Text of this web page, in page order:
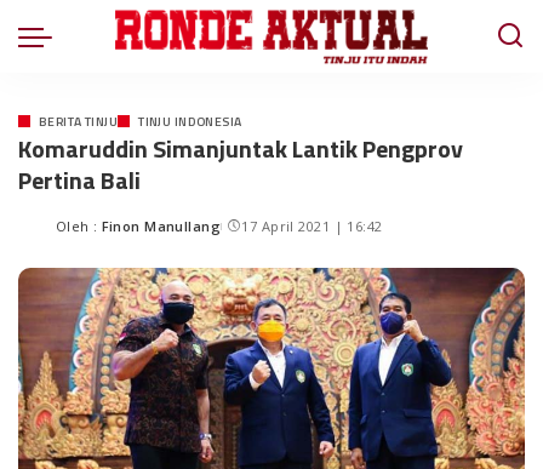
BERITA TINJU TINJU INDONESIA
Komaruddin Simanjuntak Lantik Pengprov
Pertina Bali
Oleh : Finon Manullang 17 April 2021 | 16:42